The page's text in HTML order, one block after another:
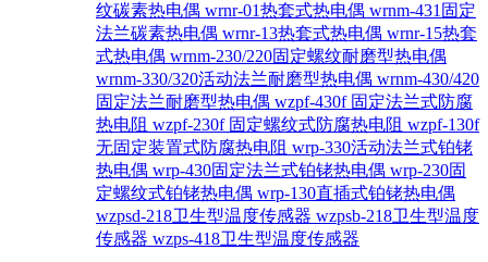
纹碳素热电偶 wrnr-01热套式热电偶 wrnm-431固定
法兰碳素热电偶 wrnr-13热套式热电偶 wrnr-15热套
式热电偶 wrnm-230/220固定螺纹耐磨型热电偶
wrnm-330/320活动法兰耐磨型热电偶 wrnm-430/420
固定法兰耐磨型热电偶 wzpf-430f 固定法兰式防腐
热电阻 wzpf-230f 固定螺纹式防腐热电阻 wzpf-130f
无固定装置式防腐热电阻 wrp-330活动法兰式铂铑
热电偶 wrp-430固定法兰式铂铑热电偶 wrp-230固
定螺纹式铂铑热电偶 wrp-130直插式铂铑热电偶
wzpsd-218卫生型温度传感器 wzpsb-218卫生型温度
传感器 wzps-418卫生型温度传感器